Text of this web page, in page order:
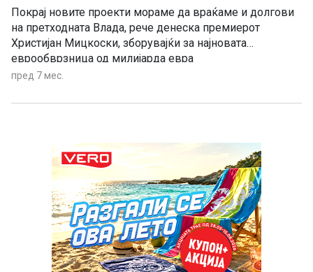
Покрај новите проекти мораме да враќаме и долгови
на претходната Влада, рече денеска премиерот
Христијан Мицкоски, зборувајќи за најновата
еврообврзница од милијарда евра
пред 7 мес.